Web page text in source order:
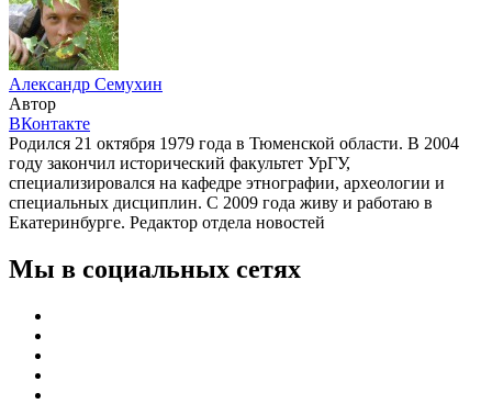
Александр Семухин
Автор
ВКонтакте
Родился 21 октября 1979 года в Тюменской области. В 2004
году закончил исторический факультет УрГУ,
специализировался на кафедре этнографии, археологии и
специальных дисциплин. С 2009 года живу и работаю в
Екатеринбурге. Редактор отдела новостей
Мы в социальных сетях